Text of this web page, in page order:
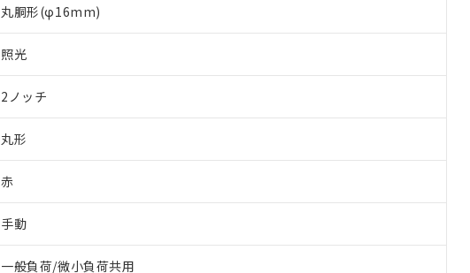
丸胴形(φ16mm)
照光
2ノッチ
丸形
赤
手動
一般負荷/微小負荷共用